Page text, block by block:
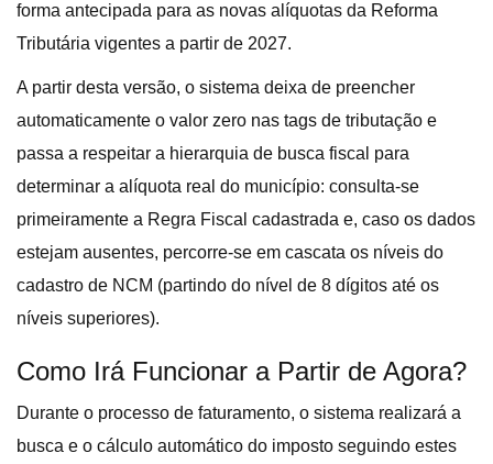
forma antecipada para as novas alíquotas da Reforma
Tributária vigentes a partir de 2027.
A partir desta versão, o sistema deixa de preencher
automaticamente o valor zero nas tags de tributação e
passa a respeitar a hierarquia de busca fiscal para
determinar a alíquota real do município: consulta-se
primeiramente a Regra Fiscal cadastrada e, caso os dados
estejam ausentes, percorre-se em cascata os níveis do
cadastro de NCM (partindo do nível de 8 dígitos até os
níveis superiores).
Como Irá Funcionar a Partir de Agora?
Durante o processo de faturamento, o sistema realizará a
busca e o cálculo automático do imposto seguindo estes